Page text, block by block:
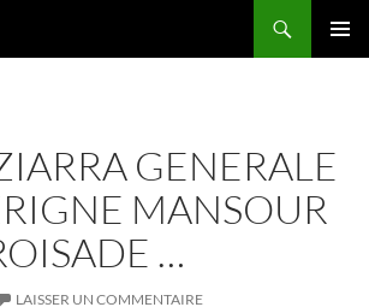
GENERALE
MANSOUR
…
LAISSER UN COMMENTAIRE